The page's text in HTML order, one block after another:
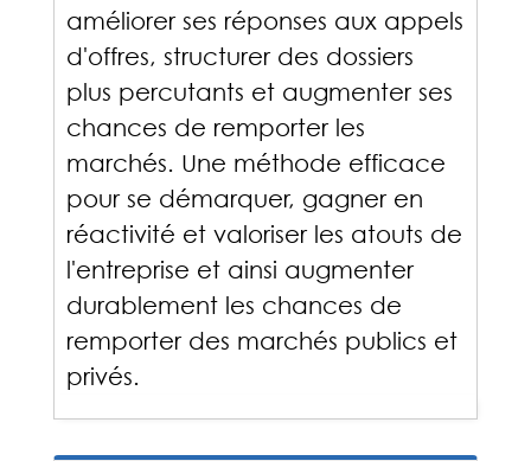
améliorer ses réponses aux appels
d'offres, structurer des dossiers
plus percutants et augmenter ses
chances de remporter les
marchés. Une méthode efficace
pour se démarquer, gagner en
réactivité et valoriser les atouts de
l'entreprise et ainsi augmenter
durablement les chances de
remporter des marchés publics et
privés.